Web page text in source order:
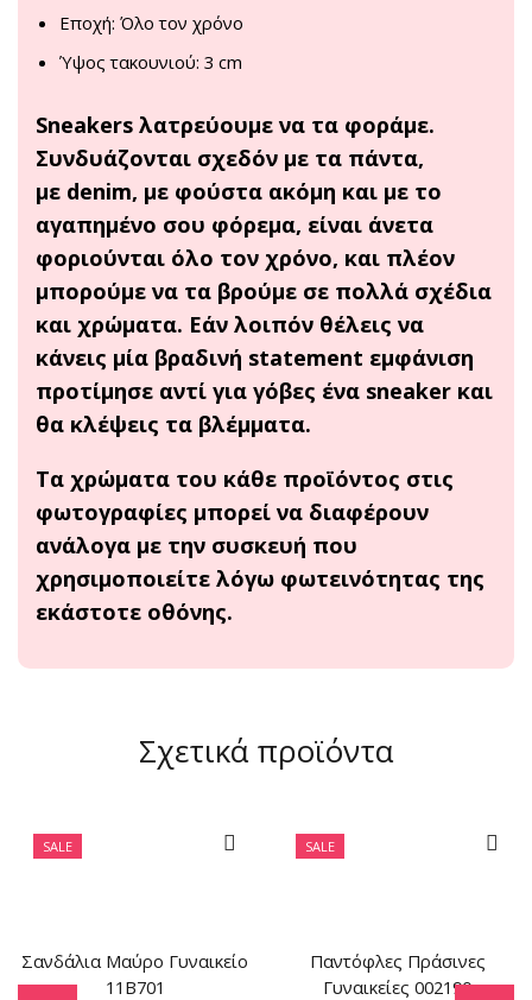
Εποχή: Όλο τον χρόνο
Ύψος τακουνιού: 3 cm
Sneakers λατρεύουμε να τα φοράμε.
Συνδυάζονται σχεδόν με τα πάντα,
με denim, με φούστα ακόμη και με το
αγαπημένο σου φόρεμα, είναι άνετα
φοριούνται όλο τον χρόνο, και πλέον
μπορούμε να τα βρούμε σε πολλά σχέδια
και χρώματα. Εάν λοιπόν θέλεις να
κάνεις μία βραδινή statement εμφάνιση
προτίμησε αντί για γόβες ένα sneaker και
θα κλέψεις τα βλέμματα.
Τα χρώματα του κάθε προϊόντος στις
φωτογραφίες μπορεί να διαφέρουν
ανάλογα με την συσκευή που
χρησιμοποιείτε λόγω φωτεινότητας της
εκάστοτε οθόνης.
Σχετικά προϊόντα
SALE
Σανδάλια Μαύρο Γυναικείο
11B701
SALE
Παντόφλες Πράσινες
Γυναικείες 002190